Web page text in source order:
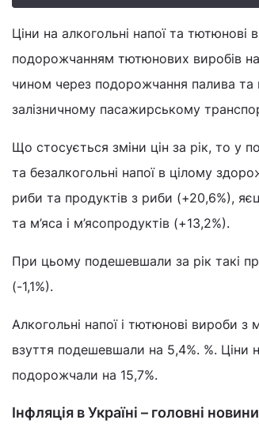
Ціни на алкогольні напої та
подорожчанням тютюнових виробів
чином через подорожчання палива та
залізничному пасажирському
Що стосується зміни цін за рік, то у
та безалкогольні напої в цілому
риби та продуктів з риби (+20,6%),
та м’яса і м’ясопродуктів (+13,2%).
При цьому подешевшали за рік такі
(-1,1%).
Алкогольні напої і тютюнові вироби
взуття подешевшали на 5,4%. %. Ціни
подорожчали на 15,7%.
Інфляція в Україні – головні новини